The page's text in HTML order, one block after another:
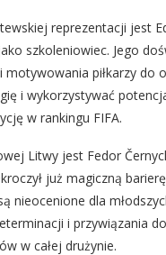
reprezentacji jest
szkoleniowiec. Jego
motywowania piłkarzy
i wykorzystywać
w rankingu FIFA.
Litwy jest Fedor
już magiczną
nieocenione dla
i przywiązania
w całej drużynie.